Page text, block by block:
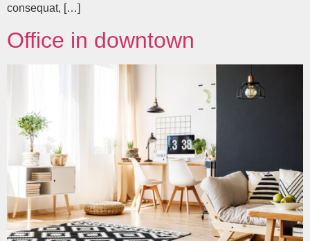
consequat, […]
Office in downtown